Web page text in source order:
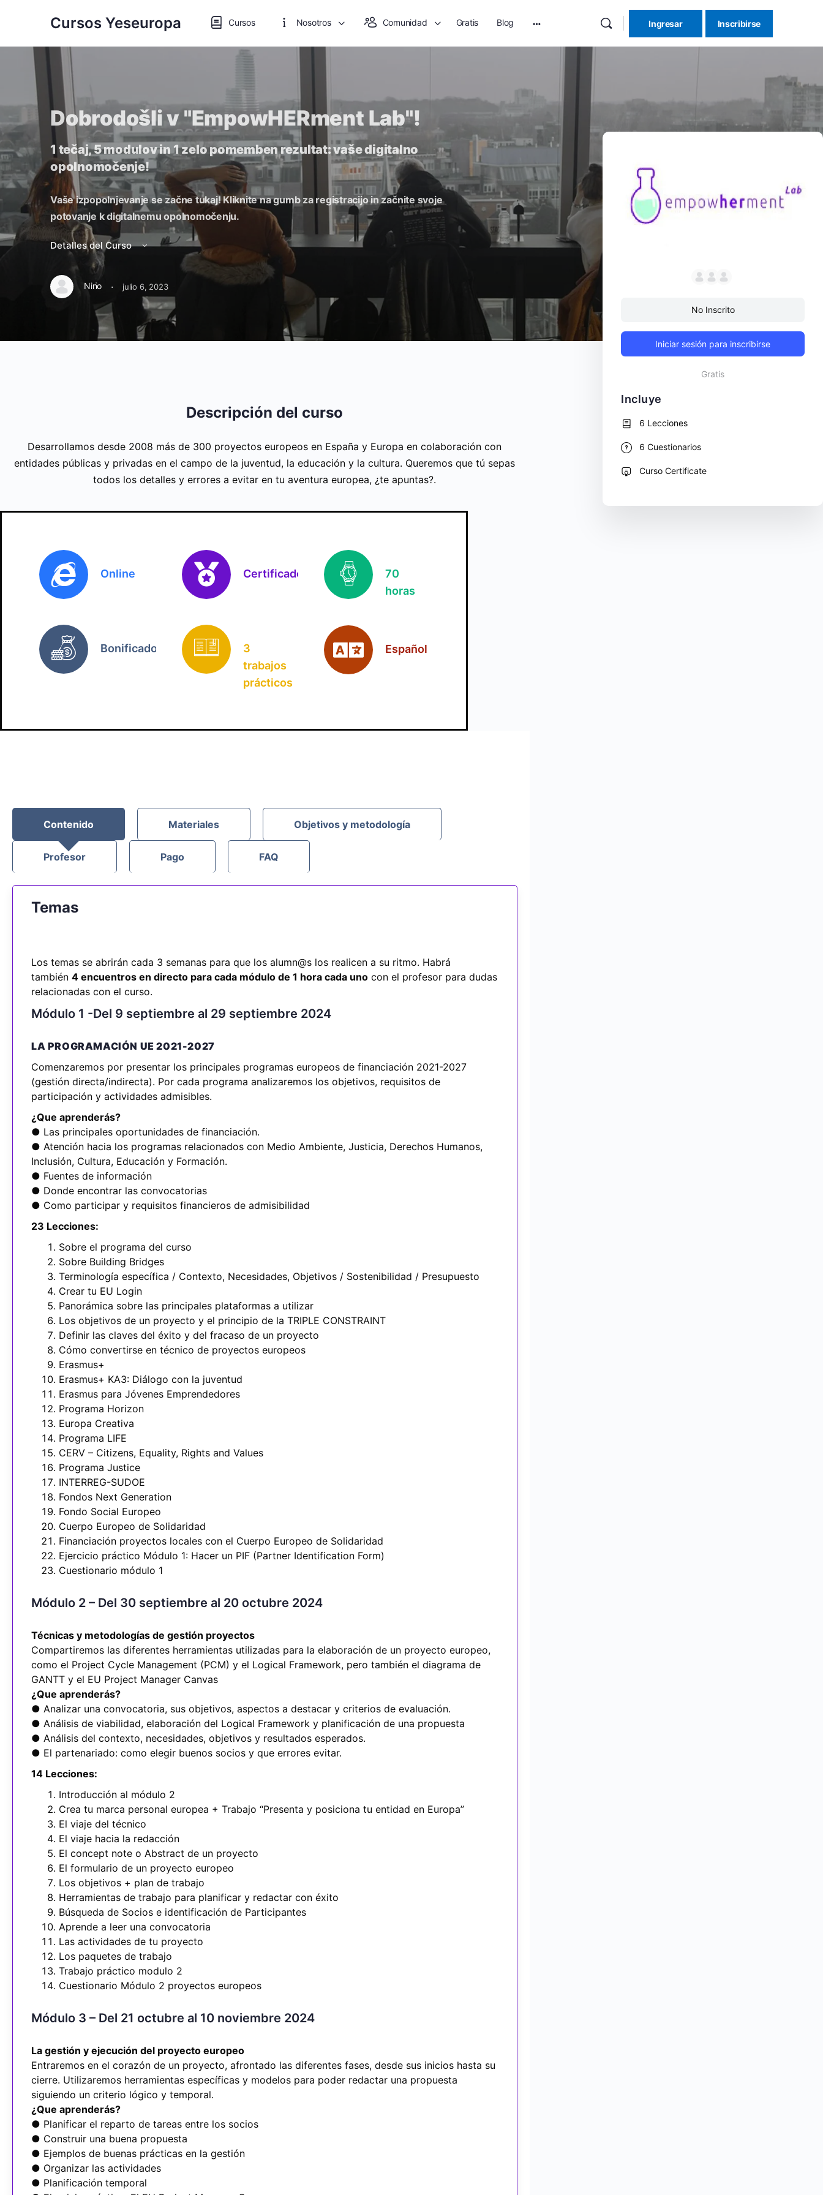
Cursos Yeseuropa Cursos Nosotros Comunidad Gratis Blog Ingresar Inscribirse
Dobrodošli v "EmpowHERment Lab"!
1 tečaj, 5 modulov in 1 zelo pomemben rezultat: vaše digitalno
opolnomočenje!
Vaše izpopolnjevanje se začne tukaj! Kliknite na gumb za registracijo in začnite svoje
potovanje k digitalnemu opolnomočenju.
Detalles del Curso
Nino · julio 6, 2023
Descripción del curso
Desarrollamos desde 2008 más de 300 proyectos europeos en España y Europa en colaboración con
entidades públicas y privadas en el campo de la juventud, la educación y la cultura. Queremos que tú sepas
todos los detalles y errores a evitar en tu aventura europea, ¿te apuntas?.
Online
Bonificado
Certificado
3
trabajos
prácticos
70
horas
Español
Contenido Materiales Objetivos y metodología
Profesor Pago FAQ
Temas
Los temas se abrirán cada 3 semanas para que los alumn@s los realicen a su ritmo. Habrá
también 4 encuentros en directo para cada módulo de 1 hora cada uno con el profesor para dudas
relacionadas con el curso.
Módulo 1 -Del 9 septiembre al 29 septiembre 2024
LA PROGRAMACIÓN UE 2021-2027
Comenzaremos por presentar los principales programas europeos de financiación 2021-2027
(gestión directa/indirecta). Por cada programa analizaremos los objetivos, requisitos de
participación y actividades admisibles.
¿Que aprenderás?
● Las principales oportunidades de financiación.
● Atención hacia los programas relacionados con Medio Ambiente, Justicia, Derechos Humanos,
Inclusión, Cultura, Educación y Formación.
● Fuentes de información
● Donde encontrar las convocatorias
● Como participar y requisitos financieros de admisibilidad
23 Lecciones:
Sobre el programa del curso
Sobre Building Bridges
Terminología específica / Contexto, Necesidades, Objetivos / Sostenibilidad / Presupuesto
Crear tu EU Login
Panorámica sobre las principales plataformas a utilizar
Los objetivos de un proyecto y el principio de la TRIPLE CONSTRAINT
Definir las claves del éxito y del fracaso de un proyecto
Cómo convertirse en técnico de proyectos europeos
Erasmus+
Erasmus+ KA3: Diálogo con la juventud
Erasmus para Jóvenes Emprendedores
Programa Horizon
Europa Creativa
Programa LIFE
CERV – Citizens, Equality, Rights and Values
Programa Justice
INTERREG-SUDOE
Fondos Next Generation
Fondo Social Europeo
Cuerpo Europeo de Solidaridad
Financiación proyectos locales con el Cuerpo Europeo de Solidaridad
Ejercicio práctico Módulo 1: Hacer un PIF (Partner Identification Form)
Cuestionario módulo 1
Módulo 2 – Del 30 septiembre al 20 octubre 2024
Técnicas y metodologías de gestión proyectos
Compartiremos las diferentes herramientas utilizadas para la elaboración de un proyecto europeo,
como el Project Cycle Management (PCM) y el Logical Framework, pero también el diagrama de
GANTT y el EU Project Manager Canvas
¿Que aprenderás?
● Analizar una convocatoria, sus objetivos, aspectos a destacar y criterios de evaluación.
● Análisis de viabilidad, elaboración del Logical Framework y planificación de una propuesta
● Análisis del contexto, necesidades, objetivos y resultados esperados.
● El partenariado: como elegir buenos socios y que errores evitar.
14 Lecciones:
Introducción al módulo 2
Crea tu marca personal europea + Trabajo “Presenta y posiciona tu entidad en Europa”
El viaje del técnico
El viaje hacia la redacción
El concept note o Abstract de un proyecto
El formulario de un proyecto europeo
Los objetivos + plan de trabajo
Herramientas de trabajo para planificar y redactar con éxito
Búsqueda de Socios e identificación de Participantes
Aprende a leer una convocatoria
Las actividades de tu proyecto
Los paquetes de trabajo
Trabajo práctico modulo 2
Cuestionario Módulo 2 proyectos europeos
Módulo 3 – Del 21 octubre al 10 noviembre 2024
La gestión y ejecución del proyecto europeo
Entraremos en el corazón de un proyecto, afrontado las diferentes fases, desde sus inicios hasta su
cierre. Utilizaremos herramientas específicas y modelos para poder redactar una propuesta
siguiendo un criterio lógico y temporal.
¿Que aprenderás?
● Planificar el reparto de tareas entre los socios
● Construir una buena propuesta
● Ejemplos de buenas prácticas en la gestión
● Organizar las actividades
● Planificación temporal
No Inscrito
Iniciar sesión para inscribirse
Gratis
Incluye
6 Lecciones
6 Cuestionarios
Curso Certificate